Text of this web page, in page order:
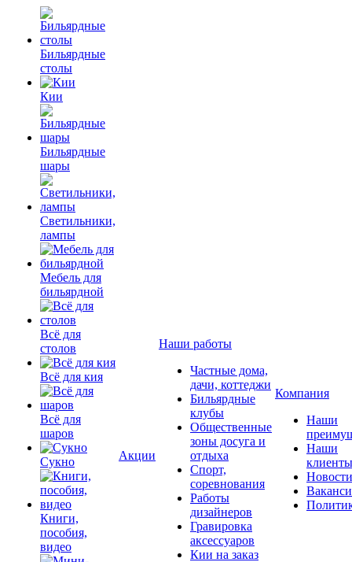
Бильярдные
столы
Кии
Бильярдные
шары
Светильники,
лампы
Мебель для
бильярдной
Всё для
столов
Всё для кия
Всё для
шаров
Сукно
Книги,
пособия,
видео
Акции
Наши работы
Частные дома,
дачи, коттеджи
Бильярдные
клубы
Общественные
зоны досуга и
отдыха
Спорт,
соревнования
Работы
дизайнеров
Гравировка
аксессуаров
Кии на заказ
Компания
Наши
Наши
клиенты
Новости